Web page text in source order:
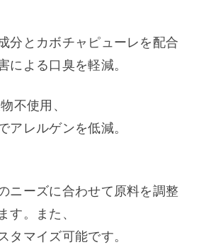
分とカボチャピューレを配合
による口臭を軽減。
不使用、
アレルゲンを低減。
ニーズに合わせて原料を調整
す。また、
タマイズ可能です。